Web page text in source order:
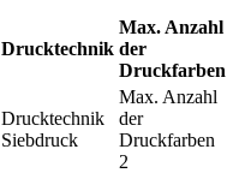
Drucktechnik
Max. Anzahl
der
Druckfarben
Drucktechnik
Siebdruck
Max. Anzahl
der
Druckfarben
2